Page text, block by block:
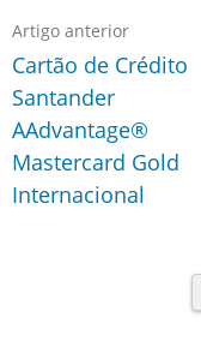
Artigo anterior
Cartão de Crédito
Santander
AAdvantage®
Mastercard Gold
Internacional